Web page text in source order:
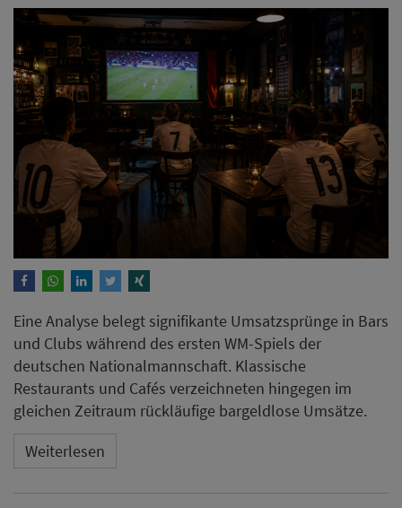
Eine Analyse belegt signifikante Umsatzsprünge in Bars
und Clubs während des ersten WM-Spiels der
deutschen Nationalmannschaft. Klassische
Restaurants und Cafés verzeichneten hingegen im
gleichen Zeitraum rückläufige bargeldlose Umsätze.
Weiterlesen